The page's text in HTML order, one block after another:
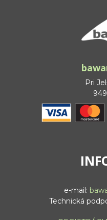
Pri
e-mail:
Technická